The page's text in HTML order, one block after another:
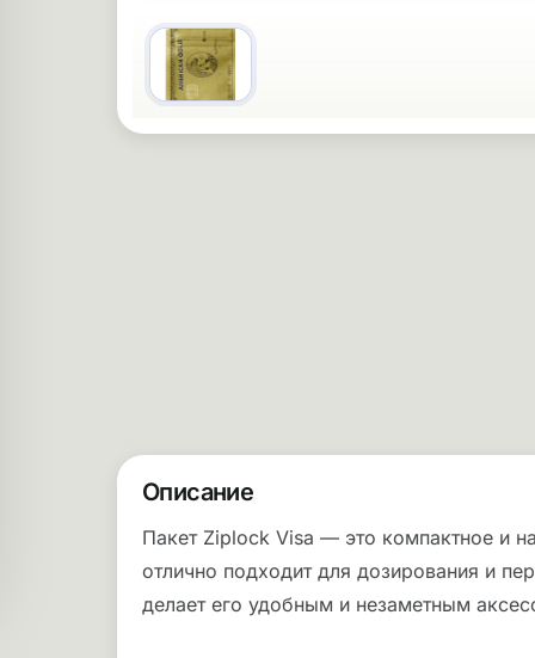
Описание
Пакет Ziplock Visa — это компактное и
отлично подходит для дозирования и
делает его удобным и незаметным